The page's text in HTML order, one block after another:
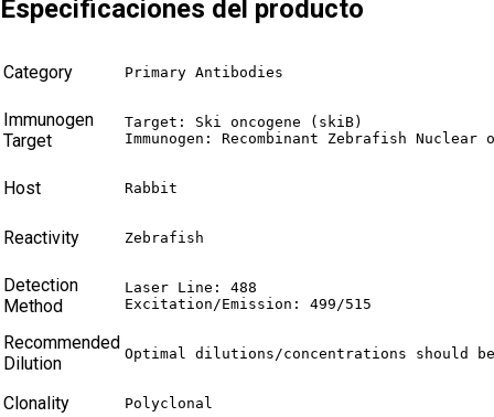
Especificaciones del producto
Category Primary Antibodies
Immunogen
Target
Target: Ski oncogene (skiB)
Immunogen: Recombinant Zebrafish
Host Rabbit
Reactivity Zebrafish
Detection
Method
Laser Line: 488
Excitation/Emission: 499/515
Recommended
Dilution
Optimal dilutions/concentrations should
Clonality Polyclonal